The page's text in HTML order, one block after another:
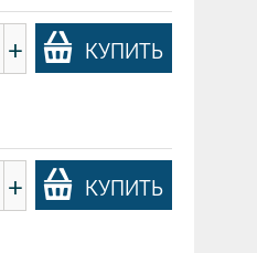
+ КУПИТЬ
+ КУПИТЬ